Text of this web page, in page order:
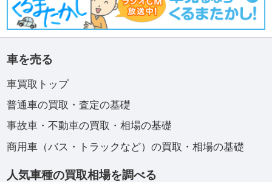
車を売る
車買取トップ
普通車の買取・査定の基礎
事故車・不動車の買取・相場の基礎
商用車（バス・トラックなど）の買取・相場の基礎
人気車種の買取相場を調べる